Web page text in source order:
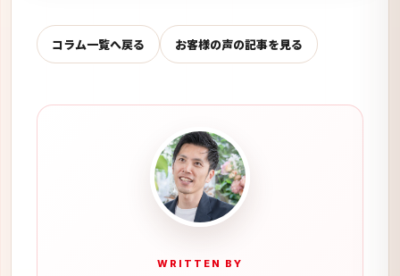
コラム一覧へ戻る お客様の声の記事を見る
WRITTEN BY